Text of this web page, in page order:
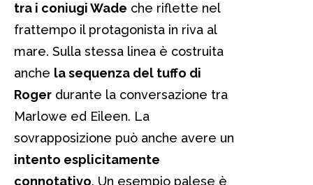
tra i coniugi Wade che riflette nel
frattempo il protagonista in riva al
mare. Sulla stessa linea è costruita
anche la sequenza del tuffo di
Roger durante la conversazione tra
Marlowe ed Eileen. La
sovrapposizione può anche avere un
intento esplicitamente
connotativo. Un esempio palese è